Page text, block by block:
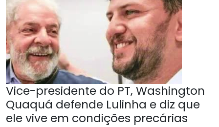
Vice-presidente do PT, Washington
Quaquá defende Lulinha e diz que
ele vive em condições precárias